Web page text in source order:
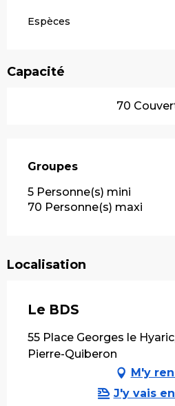
Espèces
Capacité
70
Groupes
Groupes
5 Personne(s) mini
70 Personne(s) maxi
Localisation
Le BDS
55 Place Georges le
Pierre-Quiberon
M'y
J'y vais